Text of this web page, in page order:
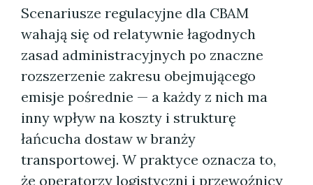
Scenariusze regulacyjne dla CBAM
wahają się od relatywnie łagodnych
zasad administracyjnych po znaczne
rozszerzenie zakresu obejmującego
emisje pośrednie — a każdy z nich ma
inny wpływ na koszty i strukturę
łańcucha dostaw w branży
transportowej. W praktyce oznacza to,
że operatorzy logistyczni i przewoźnicy